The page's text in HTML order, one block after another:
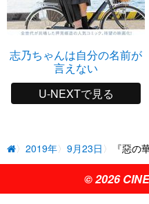
志乃ちゃんは自分の名前が
言えない
U-NEXTで見る
2019年 9月23日 『惡の
© 2026